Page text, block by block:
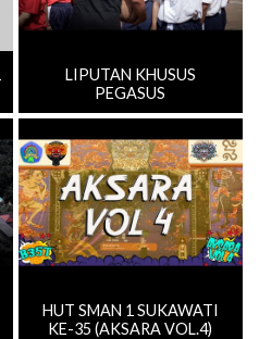
LIPUTAN KHUSUS
PEGASUS
HUT SMAN 1 SUKAWATI
KE-35 (AKSARA VOL.4)